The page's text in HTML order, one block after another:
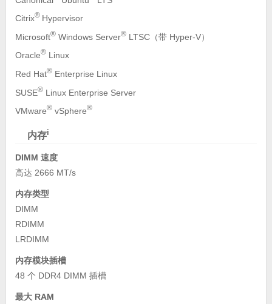
Citrix® Hypervisor
Microsoft®Windows Server®LTSC（带 Hyper-V）
Oracle®Linux
Red Hat®Enterprise Linux
SUSE®Linux Enterprise Server
VMware®vSphere®
内存i
DIMM 速度
高达 2666 MT/s
内存类型
DIMM
RDIMM
LRDIMM
内存模块插槽
48 个 DDR4 DIMM 插槽
最大 RAM